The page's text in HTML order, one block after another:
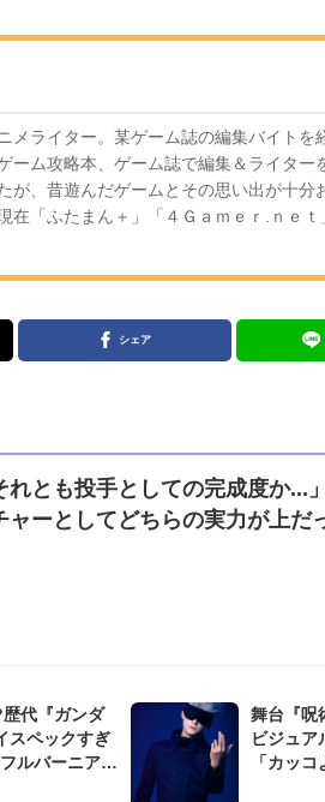
メライター。某ゲーム誌の編集バイトを
ーム攻略本、ゲーム誌で編集＆ライター
が、昔遊んだゲームとその思い出が十分
在「ふたまん＋」「４Ｇａｍｅｒ.ｎｅ
シェア
れとも投手としての完成度か...
ャーとしてどちらの実力が上だ
代『ガンダ
スペックすぎ
舞台『呪
ビジュア
「カッ